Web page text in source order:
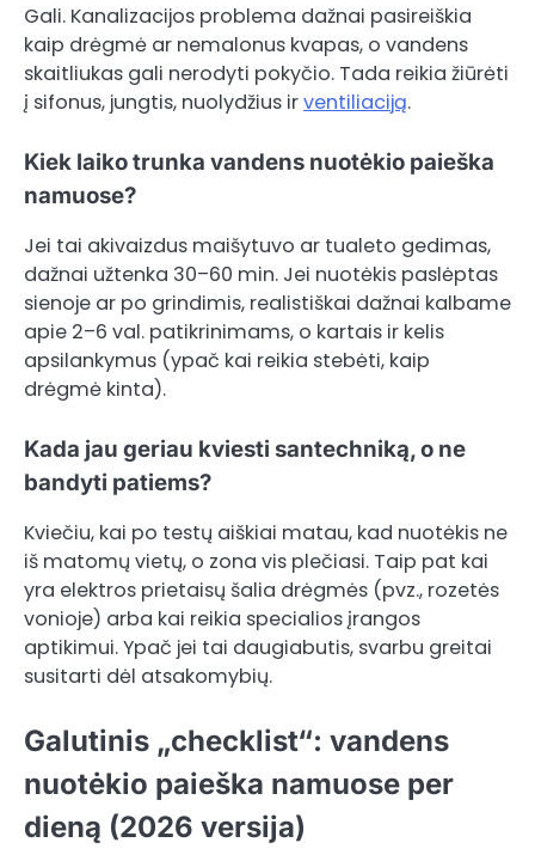
Gali. Kanalizacijos problema dažnai pasireiškia
kaip drėgmė ar nemalonus kvapas, o vandens
skaitliukas gali nerodyti pokyčio. Tada reikia žiūrėti
į sifonus, jungtis, nuolydžius irventiliaciją.
Kiek laiko trunka vandens nuotėkio paieška
namuose?
Jei tai akivaizdus maišytuvo ar tualeto gedimas,
dažnai užtenka 30–60 min. Jei nuotėkis paslėptas
sienoje ar po grindimis, realistiškai dažnai kalbame
apie 2–6 val. patikrinimams, o kartais ir kelis
apsilankymus (ypač kai reikia stebėti, kaip
drėgmė kinta).
Kada jau geriau kviesti santechniką, o ne
bandyti patiems?
Kviečiu, kai po testų aiškiai matau, kad nuotėkis ne
iš matomų vietų, o zona vis plečiasi. Taip pat kai
yra elektros prietaisų šalia drėgmės (pvz., rozetės
vonioje) arba kai reikia specialios įrangos
aptikimui. Ypač jei tai daugiabutis, svarbu greitai
susitarti dėl atsakomybių.
Galutinis „checklist“: vandens
nuotėkio paieška namuose per
dieną (2026 versija)